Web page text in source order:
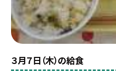
３月７日（木）の給食